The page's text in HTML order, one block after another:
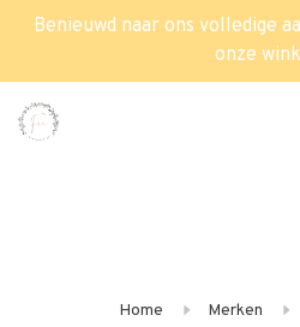
Benieuwd naar ons volledige
onze
Home Merken